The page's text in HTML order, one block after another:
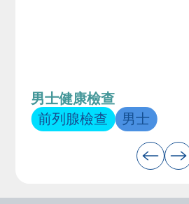
男士健康檢查
前列腺檢查
男士